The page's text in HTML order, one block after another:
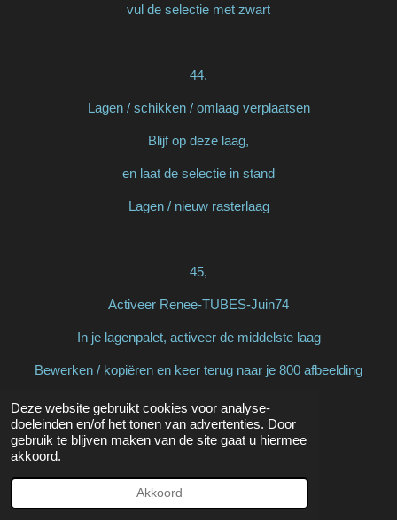
Deze website gebruikt cookies voor analyse-
doeleinden en/of het tonen van advertenties. Door
gebruik te blijven maken van de site gaat u hiermee
akkoord.
Akkoord
vul de selectie met zwart
44,
Lagen / schikken / omlaag verplaatsen
Blijf op deze laag,
en laat de selectie in stand
Lagen / nieuw rasterlaag
45,
Activeer Renee-TUBES-Juin74
In je lagenpalet, activeer de middelste laag
Bewerken / kopiëren en keer terug naar je 800 afbeelding
Bewerken / plakken in selectie
Aanpassen / scherpte / verscherpen